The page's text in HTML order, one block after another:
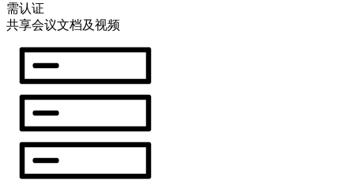
需认证
共享会议文档及视频